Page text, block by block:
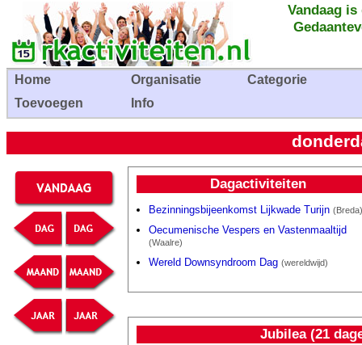
Vandaag
Home Organisatie
Categorie
Toevoegen
Info
Dagactiviteiten
Bezinningsbijeenkomst Lijkwade Turijn (Breda)
Oecumenische Vespers en Vastenmaaltijd
(Waalre)
Wereld Downsyndroom Dag (wereldwijd)
Jubilea (21